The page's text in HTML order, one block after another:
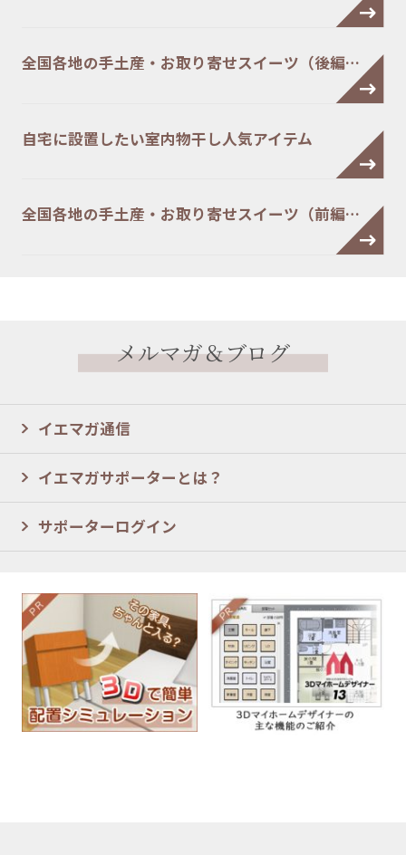
全国各地の手土産・お取り寄せスイーツ（後編…
自宅に設置したい室内物干し人気アイテム
全国各地の手土産・お取り寄せスイーツ（前編…
メルマガ＆ブログ
イエマガ通信
イエマガサポーターとは？
サポーターログイン